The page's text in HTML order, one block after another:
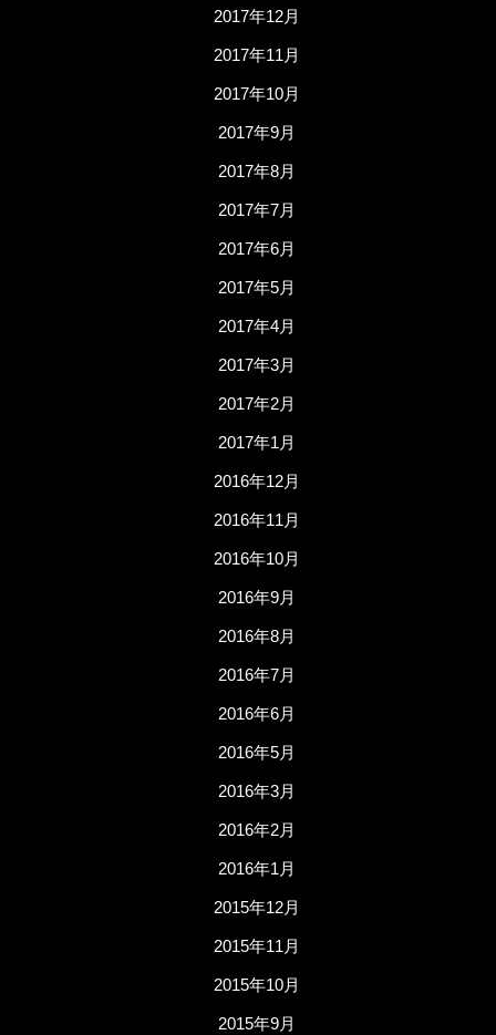
2017年12月
2017年11月
2017年10月
2017年9月
2017年8月
2017年7月
2017年6月
2017年5月
2017年4月
2017年3月
2017年2月
2017年1月
2016年12月
2016年11月
2016年10月
2016年9月
2016年8月
2016年7月
2016年6月
2016年5月
2016年3月
2016年2月
2016年1月
2015年12月
2015年11月
2015年10月
2015年9月